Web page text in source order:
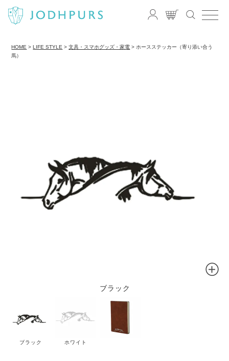
HOME LIFE STYLE 文具・スマホグッズ・家電
ホースステッカー（寄り添い合う
馬）
ブラック
ブラック ホワイト